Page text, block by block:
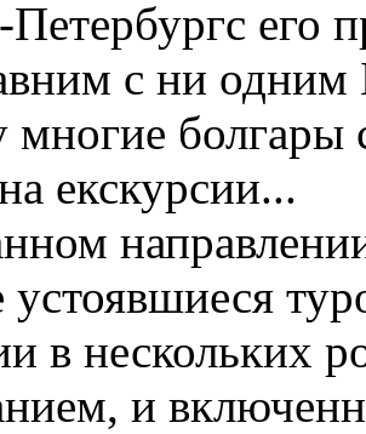
его
с ни одним
болгары
екскурсии...
устоявшиеся
в нескольких
и